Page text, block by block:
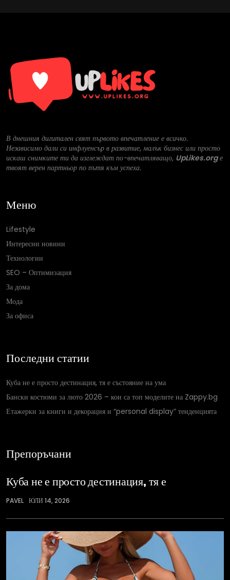
В днешния дигитален свят първото впечатление е всичко.
Независимо дали си инфлуенсър в развитие, малък бизнес или просто
искаш снимките ти да изглеждат по-впечатляващо, UpLikes.orgе
твоят верен партньор по пътя към успеха.
Меню
Lifestyle
Интересни новини
Технологии
SEO – Оптимизация
За дома
Мода
За офиса
Последни статии
Куба не е просто дестинация, тя е състояние на ума
Бански костюми за люто 2026 – кои са топ моделите на Zappy.bg
Етажерки за книги и декорация и “personal display” тенденцията
Препоръчани
Куба не е просто дестинация, тя е
PAVEL ЮЛИ 14, 2026